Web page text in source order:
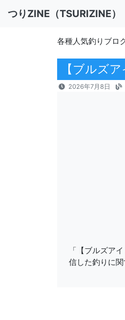
つりZINE（TSURIZINE）
各種人気釣りブロ
【ブルズ
2026年7月8日
「【ブルズア
信した釣りに関